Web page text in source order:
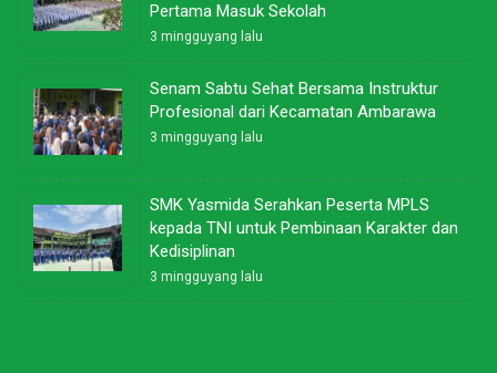
Pertama Masuk Sekolah
3 mingguyang lalu
Senam Sabtu Sehat Bersama Instruktur
Profesional dari Kecamatan Ambarawa
3 mingguyang lalu
SMK Yasmida Serahkan Peserta MPLS
kepada TNI untuk Pembinaan Karakter dan
Kedisiplinan
3 mingguyang lalu